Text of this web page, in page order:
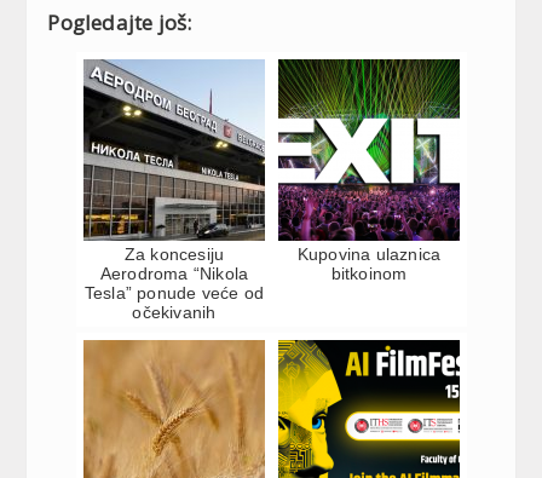
Pogledajte još:
Za koncesiju
Aerodroma “Nikola
Tesla” ponude veće od
očekivanih
Kupovina ulaznica
bitkoinom